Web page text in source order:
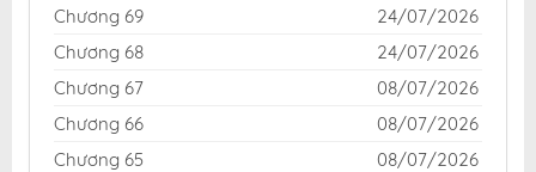
Chương 69
24/07/2026
Chương 68
24/07/2026
Chương 67
08/07/2026
Chương 66
08/07/2026
Chương 65
08/07/2026